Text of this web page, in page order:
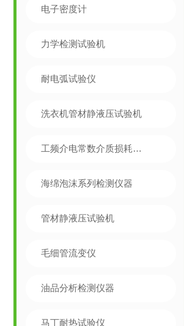
电子密度计
力学检测试验机
耐电弧试验仪
洗衣机管材静液压试验机
工频介电常数介质损耗测试仪
海绵泡沫系列检测仪器
管材静液压试验机
毛细管流变仪
油品分析检测仪器
马丁耐热试验仪